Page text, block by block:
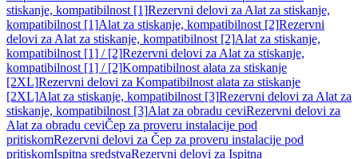
stiskanje, kompatibilnost [1]Rezervni delovi za Alat za stiskanje,
kompatibilnost [1]Alat za stiskanje, kompatibilnost [2]Rezervni
delovi za Alat za stiskanje, kompatibilnost [2]Alat za stiskanje,
kompatibilnost [1] / [2]Rezervni delovi za Alat za stiskanje,
kompatibilnost [1] / [2]Kompatibilnost alata za stiskanje
[2XL]Rezervni delovi za Kompatibilnost alata za stiskanje
[2XL]Alat za stiskanje, kompatibilnost [3]Rezervni delovi za Alat za
stiskanje, kompatibilnost [3]Alat za obradu ceviRezervni delovi za
Alat za obradu ceviČep za proveru instalacije pod
pritiskomRezervni delovi za Čep za proveru instalacije pod
pritiskomIspitna sredstvaRezervni delovi za Ispitna